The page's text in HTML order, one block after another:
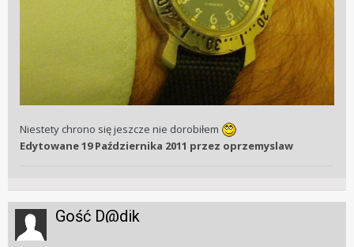
Niestety chrono się jeszcze nie dorobiłem
Edytowane19 Października 2011 przez oprzemyslaw
Gość D@dik